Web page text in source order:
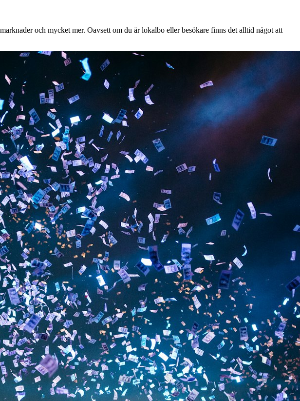
och mycket mer. Oavsett om du är lokalbo eller besökare finns det alltid något att